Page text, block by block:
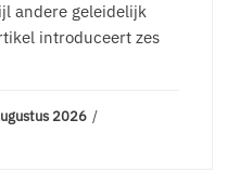
andere geleidelijk
introduceert zes
2026